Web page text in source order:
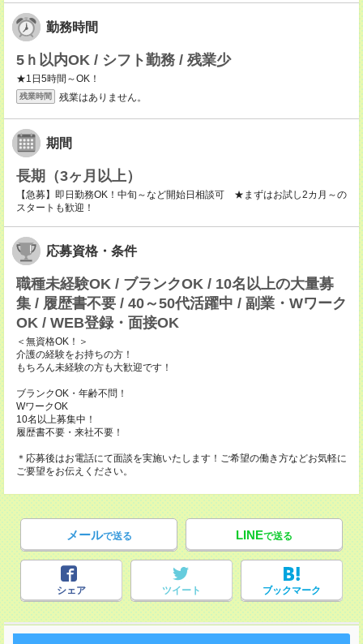
勤務時間
5ｈ以内OK / シフト勤務 / 残業少
★1日5時間～OK！
残業時間 残業はありません。
期間
長期（3ヶ月以上）
【急募】即日勤務OK！中旬～など開始日相談可 ★まずはお試し2カ月～の
スタートも歓迎！
応募資格・条件
職種未経験OK / ブランクOK / 10名以上の大量募
集 / 履歴書不要 / 40～50代活躍中 / 副業・Wワーク
OK / WEB登録・面接OK
＜無資格OK！＞
介護の経験をお持ちの方！
もちろん未経験の方も大歓迎です！
ブランクOK・年齢不問！
WワークOK
10名以上募集中！
履歴書不要・来社不要！
＊応募後はお電話にて面談を実施いたします！ご希望の働き方などお気軽に
ご要望をお伝えください。
メールで送る LINEで送る
シェア ツイート ブックマーク